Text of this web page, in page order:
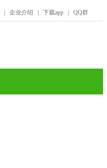
企业介绍 下载app QQ群